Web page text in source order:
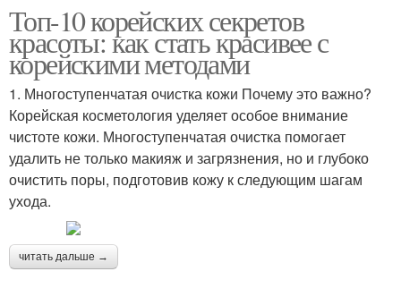
Топ-10 корейских секретов
красоты: как стать красивее с
корейскими методами
1. Многоступенчатая очистка кожи Почему это важно?
Корейская косметология уделяет особое внимание
чистоте кожи. Многоступенчатая очистка помогает
удалить не только макияж и загрязнения, но и глубоко
очистить поры, подготовив кожу к следующим шагам
ухода.
читать дальше →